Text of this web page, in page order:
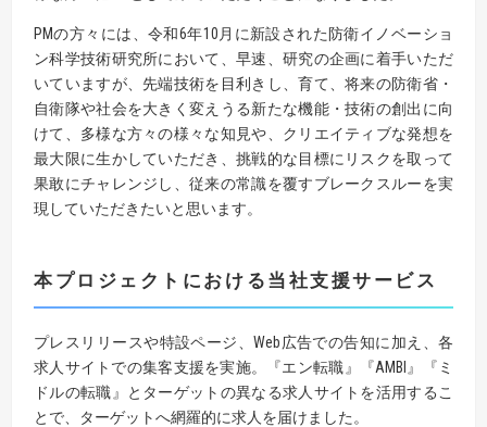
PMの方々には、令和6年10月に新設された防衛イノベーショ
ン科学技術研究所において、早速、研究の企画に着手いただ
いていますが、先端技術を目利きし、育て、将来の防衛省・
自衛隊や社会を大きく変えうる新たな機能・技術の創出に向
けて、多様な方々の様々な知見や、クリエイティブな発想を
最大限に生かしていただき、挑戦的な目標にリスクを取って
果敢にチャレンジし、従来の常識を覆すブレークスルーを実
現していただきたいと思います。
本プロジェクトにおける当社支援サービス
プレスリリースや特設ページ、Web広告での告知に加え、各
求人サイトでの集客支援を実施。『エン転職』『AMBI』『ミ
ドルの転職』とターゲットの異なる求人サイトを活用するこ
とで、ターゲットへ網羅的に求人を届けました。